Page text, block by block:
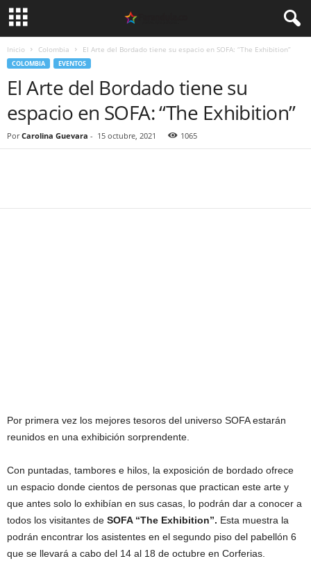
Inicio Colombia El Arte del Bordado tiene su espacio en SOFA: “The Exhibition”
COLOMBIA EVENTOS
El Arte del Bordado tiene su
espacio en SOFA: “The Exhibition”
Por Carolina Guevara - 15 octubre, 2021 1065
Por primera vez los mejores tesoros del universo SOFA estarán
reunidos en una exhibición sorprendente.
Con puntadas, tambores e hilos, la exposición de bordado ofrece
un espacio donde cientos de personas que practican este arte y
que antes solo lo exhibían en sus casas, lo podrán dar a conocer a
todos los visitantes de SOFA “The Exhibition”. Esta muestra la
podrán encontrar los asistentes en el segundo piso del pabellón 6
que se llevará a cabo del 14 al 18 de octubre en Corferias.